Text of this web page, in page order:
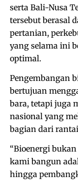
serta Bali-Nusa
tersebut berasal
pertanian,
yang selama ini
optimal.
Pengembangan
bertujuan
bara, tetapi juga
nasional yang
bagian dari
“Bioenergi
kami bangun
hingga